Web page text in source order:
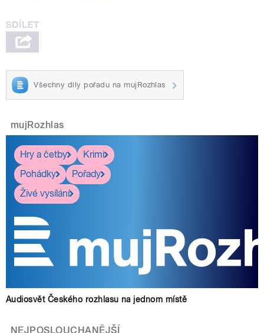
Všechny díly pořadu na mujRozhlas
mujRozhlas
Hry a četby
Krimi
Pohádky
Pořady
Živé vysílání
Audiosvět Českého rozhlasu na jednom místě
NEJPOSLOUCHANĚJŠÍ